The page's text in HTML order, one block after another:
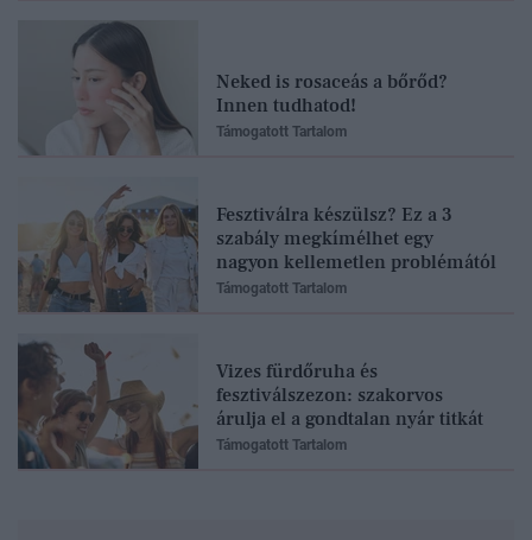
Neked is rosaceás a bőrőd?
Innen tudhatod!
Támogatott Tartalom
Fesztiválra készülsz? Ez a 3
szabály megkímélhet egy
nagyon kellemetlen problémától
Támogatott Tartalom
Vizes fürdőruha és
fesztiválszezon: szakorvos
árulja el a gondtalan nyár titkát
Támogatott Tartalom